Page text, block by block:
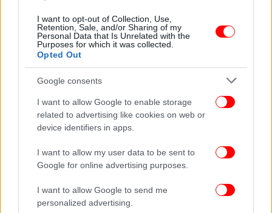
I want to opt-out of Collection, Use,
Retention, Sale, and/or Sharing of my
Personal Data that Is Unrelated with the
Purposes for which it was collected.
Opted Out
Google consents
I want to allow Google to enable storage
related to advertising like cookies on web or
device identifiers in apps.
I want to allow my user data to be sent to
Google for online advertising purposes.
I want to allow Google to send me
personalized advertising.
διεθνές σύμβολο πρόληψης του καρκίνου του
μαστού -H ανάρτηση της ΠτΔ